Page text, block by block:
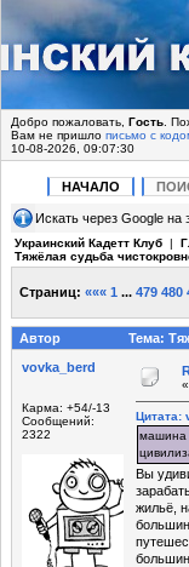
Добро пожаловать, Гость .
Вам не пришло письмо с
10-08-2026, 09:07:30
НАЧАЛО
Искать через Google на
Украинский Кадетт Клуб |
Тяжёлая судьба
Страниц: ««« 1 ... 479 480
Автор
Тема:
vovka_berd
Карма: +54/-13
Сообщений:
2322
«
Цитата:
машина
Вы
жильё,